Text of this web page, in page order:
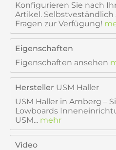
Konfigurieren Sie nach
Artikel.
Fragen zur Verfügung!
Eigenschaften
Eigenschaften ansehen
Hersteller USM Haller
USM Haller in Amberg –
Lowboards
USM... mehr
Video